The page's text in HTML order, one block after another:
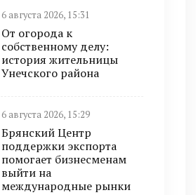
6 августа 2026, 15:31
От огорода к
собственному делу:
история жительницы
Унечского района
6 августа 2026, 15:29
Брянский Центр
поддержки экспорта
помогает бизнесменам
выйти на
международные рынки